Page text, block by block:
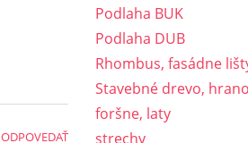
ODPOVEDAŤ
Podlaha BUK
Podlaha DUB
Rhombus, fasádne
Stavebné drevo,
foršne, laty
strechy